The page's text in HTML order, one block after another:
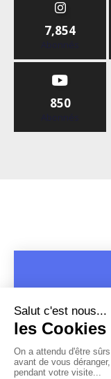
7,854
Abonnés
850
Abonnés